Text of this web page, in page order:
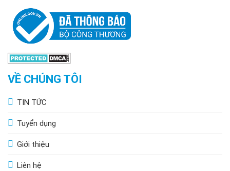
VỀ CHÚNG TÔI
TIN TỨC
Tuyển dụng
Giới thiệu
Liên hệ